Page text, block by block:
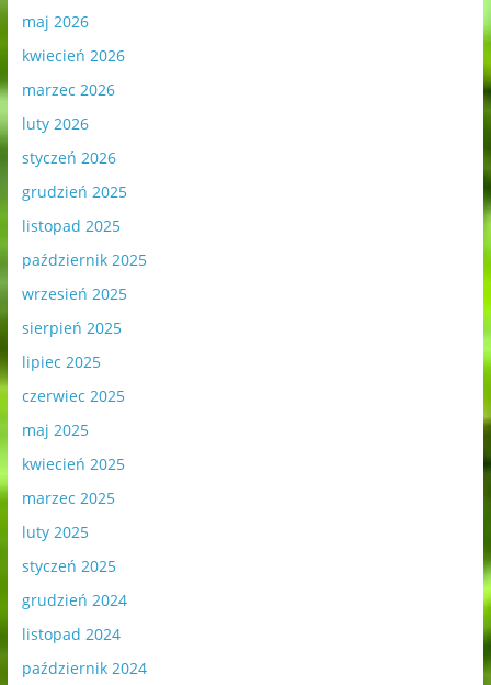
maj 2026
kwiecień 2026
marzec 2026
luty 2026
styczeń 2026
grudzień 2025
listopad 2025
październik 2025
wrzesień 2025
sierpień 2025
lipiec 2025
czerwiec 2025
maj 2025
kwiecień 2025
marzec 2025
luty 2025
styczeń 2025
grudzień 2024
listopad 2024
październik 2024